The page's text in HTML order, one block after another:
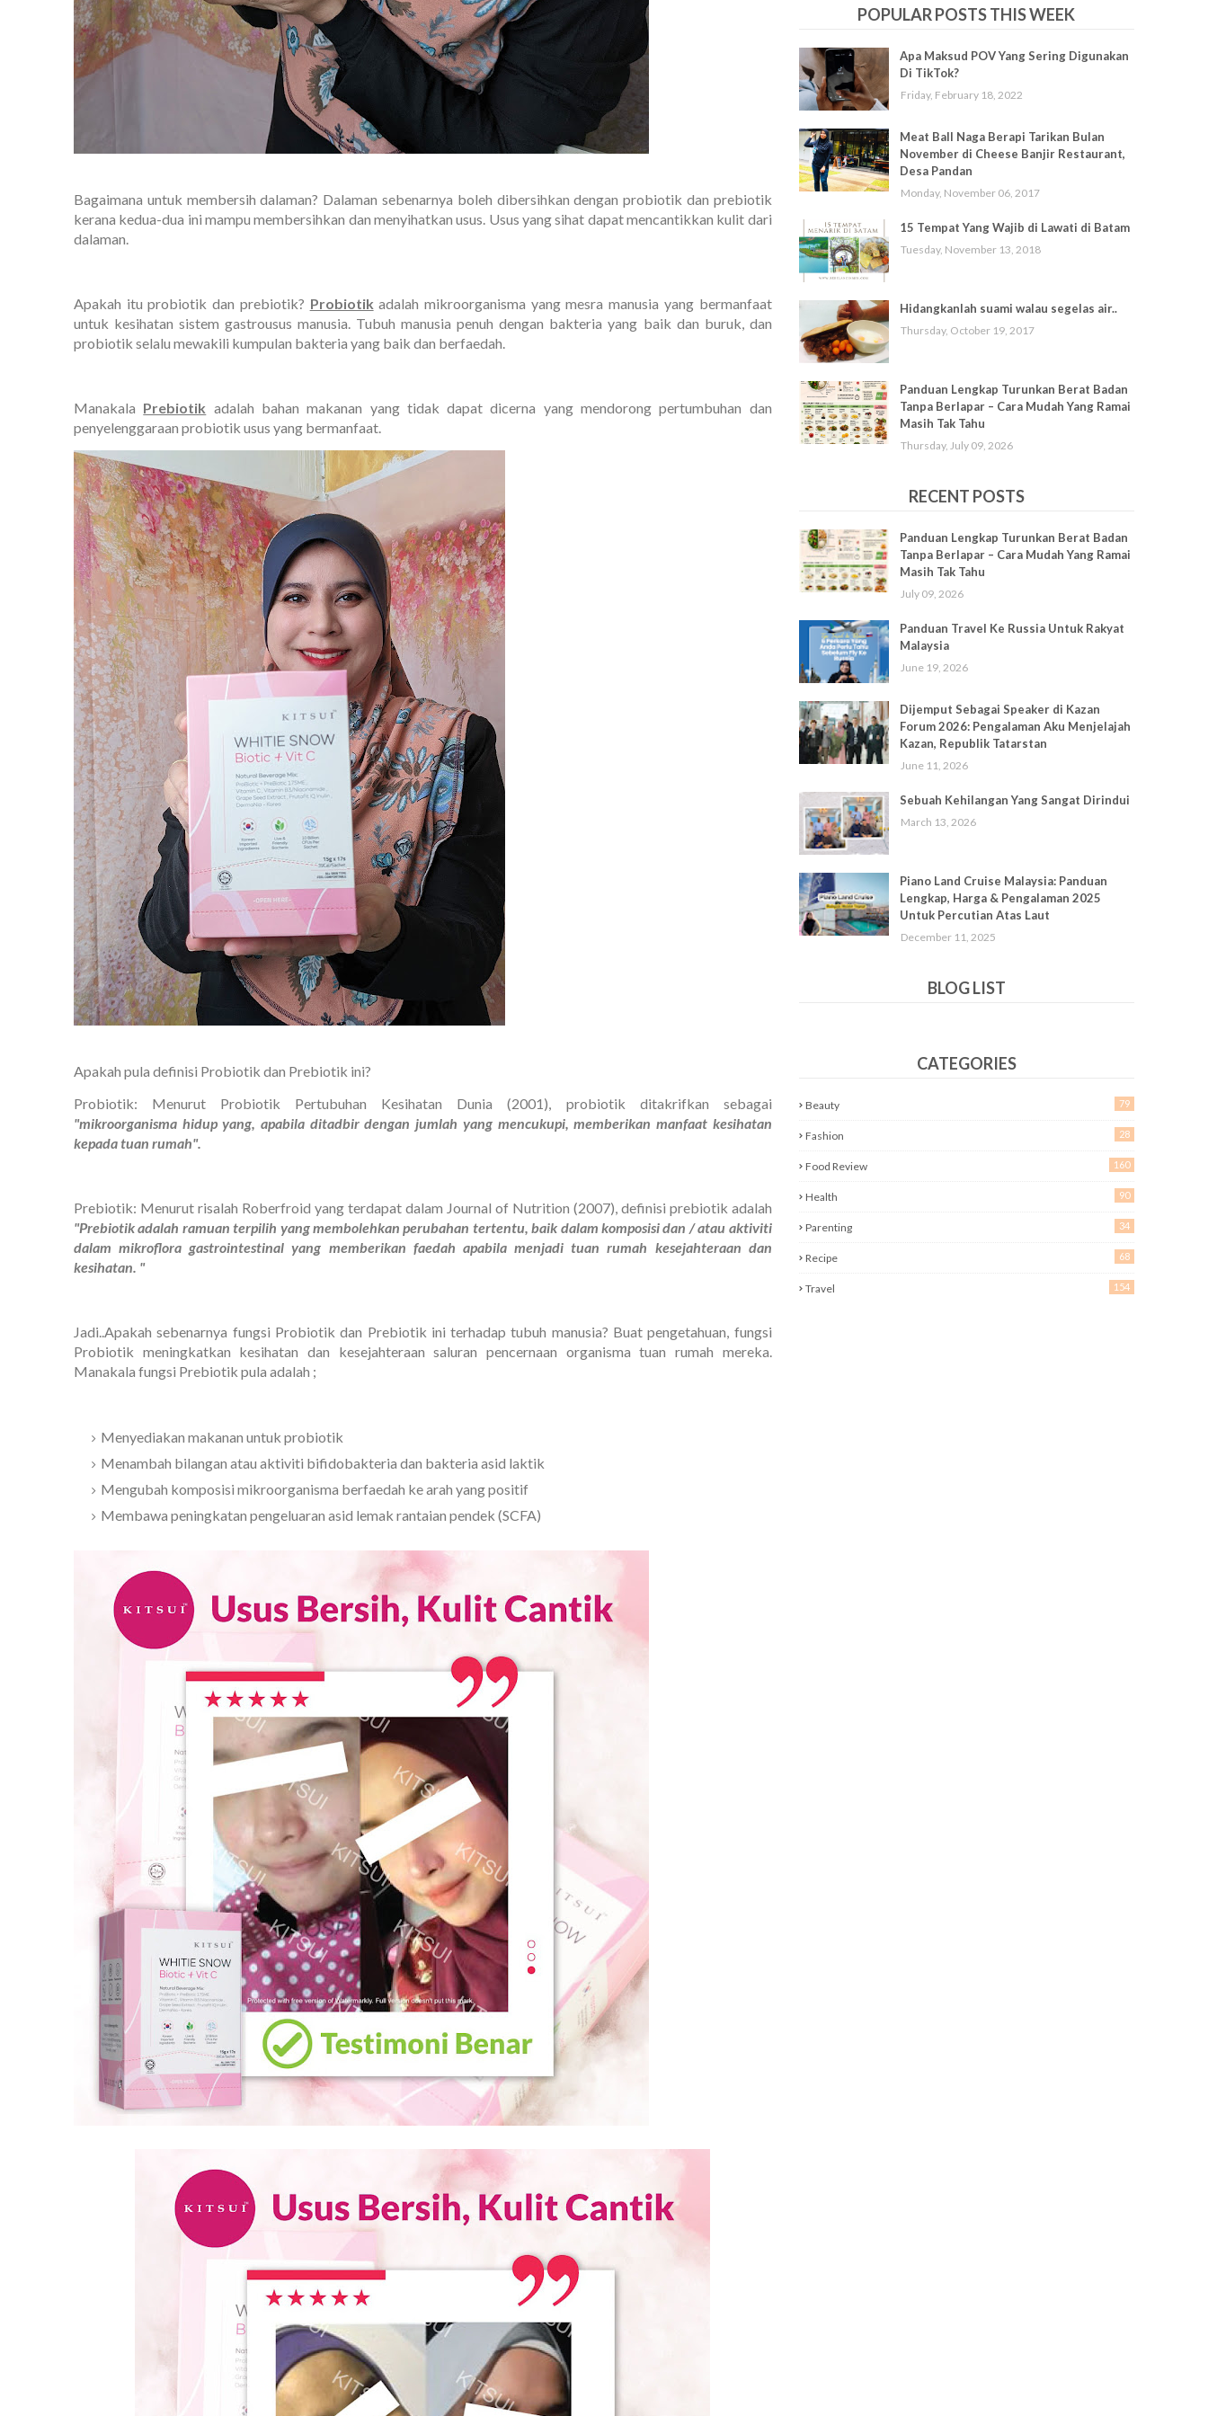
Bagaimana untuk membersih dalaman? Dalaman sebenarnya boleh dibersihkan dengan probiotik dan prebiotik
kerana kedua-dua ini mampu membersihkan dan menyihatkan usus. Usus yang sihat dapat mencantikkan kulit dari
dalaman.
Apakah itu probiotik dan prebiotik? Probiotik adalah mikroorganisma yang mesra manusia yang bermanfaat
untuk kesihatan sistem gastrousus manusia. Tubuh manusia penuh dengan bakteria yang baik dan buruk, dan
probiotik selalu mewakili kumpulan bakteria yang baik dan berfaedah.
Manakala Prebiotik adalah bahan makanan yang tidak dapat dicerna yang mendorong pertumbuhan dan
penyelenggaraan probiotik usus yang bermanfaat.
Apakah pula definisi Probiotik dan Prebiotik ini?
Probiotik: Menurut Probiotik Pertubuhan Kesihatan Dunia (2001), probiotik ditakrifkan sebagai
"mikroorganisma hidup yang, apabila ditadbir dengan jumlah yang mencukupi, memberikan manfaat kesihatan
kepada tuan rumah".
Prebiotik: Menurut risalah Roberfroid yang terdapat dalam Journal of Nutrition (2007), definisi prebiotik adalah
"Prebiotik adalah ramuan terpilih yang membolehkan perubahan tertentu, baik dalam komposisi dan / atau aktiviti
dalam mikroflora gastrointestinal yang memberikan faedah apabila menjadi tuan rumah kesejahteraan dan
kesihatan. "
Jadi..Apakah sebenarnya fungsi Probiotik dan Prebiotik ini terhadap tubuh manusia? Buat pengetahuan, fungsi
Probiotik meningkatkan kesihatan dan kesejahteraan saluran pencernaan organisma tuan rumah mereka.
Manakala fungsi Prebiotik pula adalah ;
Menyediakan makanan untuk probiotik
Menambah bilangan atau aktiviti bifidobakteria dan bakteria asid laktik
Mengubah komposisi mikroorganisma berfaedah ke arah yang positif
Membawa peningkatan pengeluaran asid lemak rantaian pendek (SCFA)
POPULAR POSTS THIS WEEK
Apa Maksud POV Yang Sering Digunakan
Di TikTok?
Friday, February 18, 2022
Meat Ball Naga Berapi Tarikan Bulan
November di Cheese Banjir Restaurant,
Desa Pandan
Monday, November 06, 2017
15 Tempat Yang Wajib di Lawati di Batam
Tuesday, November 13, 2018
Hidangkanlah suami walau segelas air..
Thursday, October 19, 2017
Panduan Lengkap Turunkan Berat Badan
Tanpa Berlapar – Cara Mudah Yang Ramai
Masih Tak Tahu
Thursday, July 09, 2026
RECENT POSTS
Panduan Lengkap Turunkan Berat Badan
Tanpa Berlapar – Cara Mudah Yang Ramai
Masih Tak Tahu
July 09, 2026
Panduan Travel Ke Russia Untuk Rakyat
Malaysia
June 19, 2026
Dijemput Sebagai Speaker di Kazan
Forum 2026: Pengalaman Aku Menjelajah
Kazan, Republik Tatarstan
June 11, 2026
Sebuah Kehilangan Yang Sangat Dirindui
March 13, 2026
Piano Land Cruise Malaysia: Panduan
Lengkap, Harga & Pengalaman 2025
Untuk Percutian Atas Laut
December 11, 2025
BLOG LIST
CATEGORIES
Beauty 79
Fashion 28
Food Review 160
Health 90
Parenting 34
Recipe 68
Travel 154